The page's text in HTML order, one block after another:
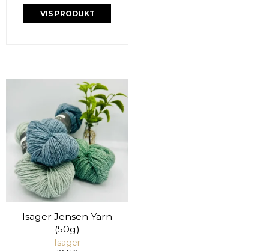
VIS PRODUKT
Isager Jensen Yarn
(50g)
Isager